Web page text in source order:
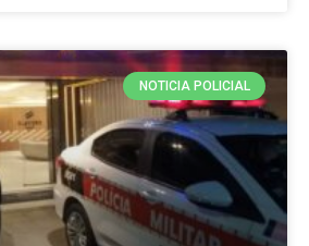
NOTICIA POLICIAL